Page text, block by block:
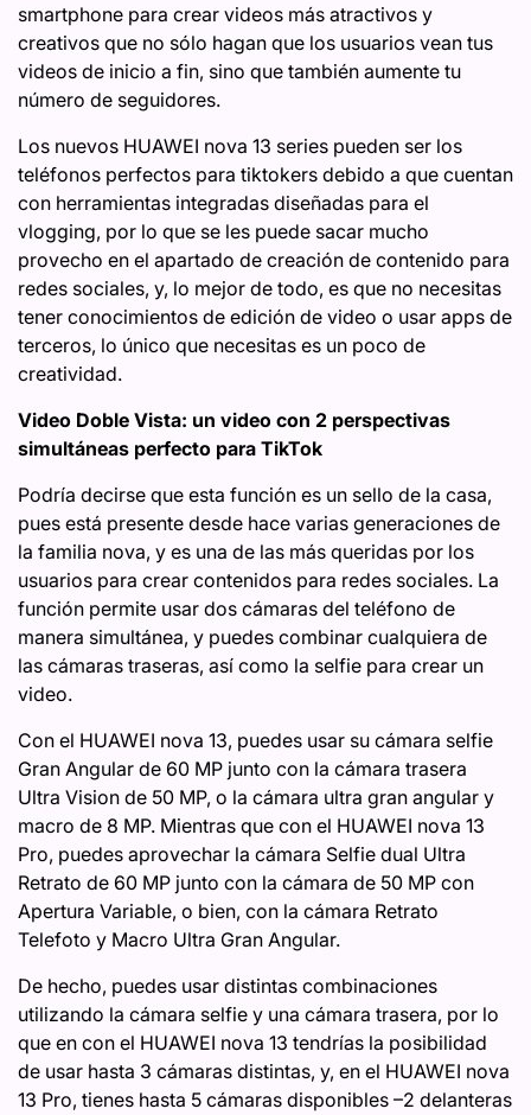
smartphone para crear videos más atractivos y
creativos que no sólo hagan que los usuarios vean tus
videos de inicio a fin, sino que también aumente tu
número de seguidores.
Los nuevos HUAWEI nova 13 series pueden ser los
teléfonos perfectos para tiktokers debido a que cuentan
con herramientas integradas diseñadas para el
vlogging, por lo que se les puede sacar mucho
provecho en el apartado de creación de contenido para
redes sociales, y, lo mejor de todo, es que no necesitas
tener conocimientos de edición de video o usar apps de
terceros, lo único que necesitas es un poco de
creatividad.
Video Doble Vista: un video con 2 perspectivas
simultáneas perfecto para TikTok
Podría decirse que esta función es un sello de la casa,
pues está presente desde hace varias generaciones de
la familia nova, y es una de las más queridas por los
usuarios para crear contenidos para redes sociales. La
función permite usar dos cámaras del teléfono de
manera simultánea, y puedes combinar cualquiera de
las cámaras traseras, así como la selfie para crear un
video.
Con el HUAWEI nova 13, puedes usar su cámara selfie
Gran Angular de 60 MP junto con la cámara trasera
Ultra Vision de 50 MP, o la cámara ultra gran angular y
macro de 8 MP. Mientras que con el HUAWEI nova 13
Pro, puedes aprovechar la cámara Selfie dual Ultra
Retrato de 60 MP junto con la cámara de 50 MP con
Apertura Variable, o bien, con la cámara Retrato
Telefoto y Macro Ultra Gran Angular.
De hecho, puedes usar distintas combinaciones
utilizando la cámara selfie y una cámara trasera, por lo
que en con el HUAWEI nova 13 tendrías la posibilidad
de usar hasta 3 cámaras distintas, y, en el HUAWEI nova
13 Pro, tienes hasta 5 cámaras disponibles –2 delanteras